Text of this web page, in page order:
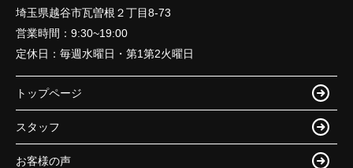
埼玉県越谷市瓦曽根２丁目8-73
営業時間： 9:30~19:00
定休日： 毎週水曜日・第1第2火曜日
トップページ
スタッフ
お客様の声